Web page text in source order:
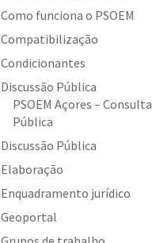
Como funciona o PSOEM
Compatibilização
Condicionantes
Discussão Pública
PSOEM Açores – Consulta
Pública
Discussão Pública
Elaboração
Enquadramento jurídico
Geoportal